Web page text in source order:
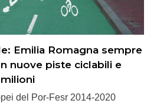
Emilia Romagna sempre
nuove piste ciclabili e
del Por-Fesr 2014-2020